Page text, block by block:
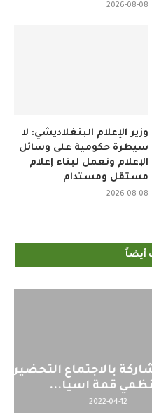
2026-08-08
وزير الإعلام البنغلاديشي: لا
سيطرة حكومية على وسائل
الإعلام ونعمل لبناء إعلام
مستقل ومستدام
2026-08-08
أيضاً
التحضيري
اسيا...